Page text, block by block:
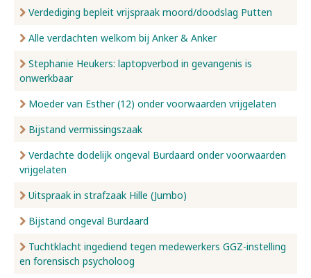
Verdediging bepleit vrijspraak moord/doodslag Putten
Alle verdachten welkom bij Anker & Anker
Stephanie Heukers: laptopverbod in gevangenis is
onwerkbaar
Moeder van Esther (12) onder voorwaarden vrijgelaten
Bijstand vermissingszaak
Verdachte dodelijk ongeval Burdaard onder voorwaarden
vrijgelaten
Uitspraak in strafzaak Hille (Jumbo)
Bijstand ongeval Burdaard
Tuchtklacht ingediend tegen medewerkers GGZ-instelling
en forensisch psycholoog